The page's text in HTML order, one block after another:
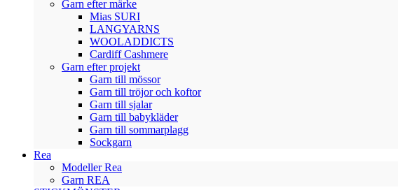
Garn efter märke
Mias SURI
LANGYARNS
WOOLADDICTS
Cardiff Cashmere
Garn efter projekt
Garn till mössor
Garn till tröjor och koftor
Garn till sjalar
Garn till babykläder
Garn till sommarplagg
Sockgarn
Rea
Modeller Rea
Garn REA